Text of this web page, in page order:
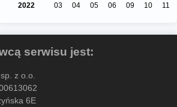
2022
03 04 05 06 09 10 11
serwisu jest:
z o.o.
6E